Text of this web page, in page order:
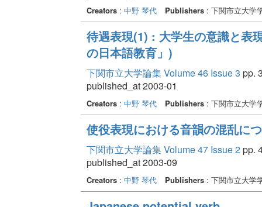
Creators: 中野 琴代 Publishers: 下関市立大学
待遇表現(1) : 大学生の意識と表
の日本語教育」)
下関市立大学論集 Volume 46 Issue 3 pp.
published_at 2003-01
Creators: 中野 琴代 Publishers: 下関市立大学
使役表現における音韻の混乱に
下関市立大学論集 Volume 47 Issue 2pp.
published_at 2003-09
Creators: 中野 琴代 Publishers: 下関市立大学